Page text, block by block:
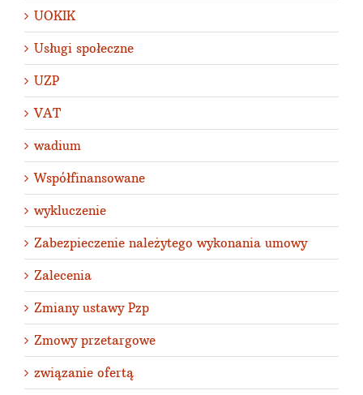
UOKIK
Usługi społeczne
UZP
VAT
wadium
Współfinansowane
wykluczenie
Zabezpieczenie należytego wykonania umowy
Zalecenia
Zmiany ustawy Pzp
Zmowy przetargowe
związanie ofertą